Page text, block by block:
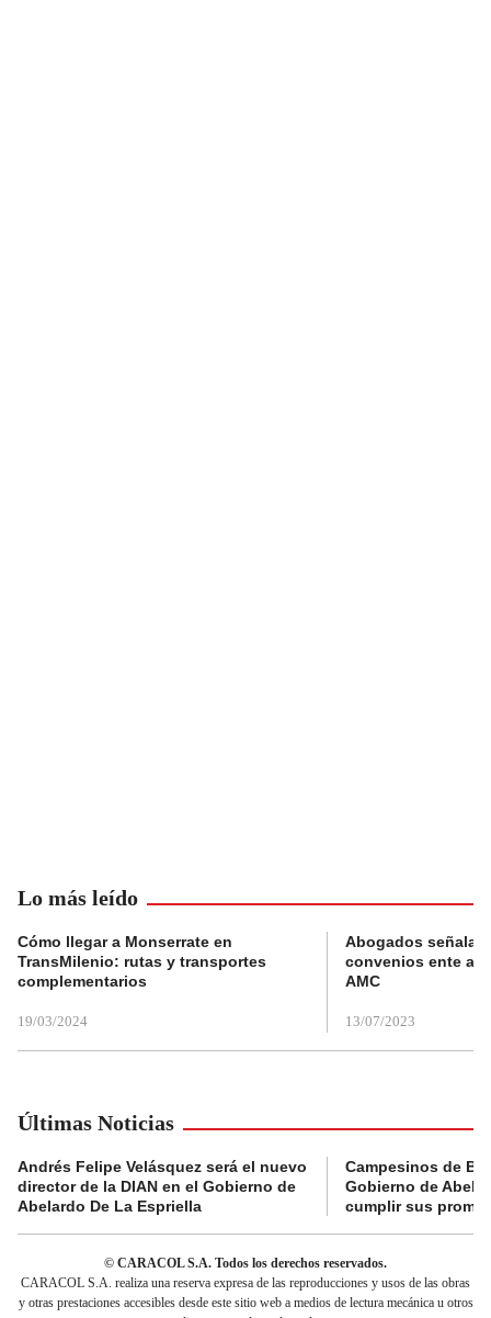
Lo más leído
Cómo llegar a Monserrate en
TransMilenio: rutas y transportes
complementarios
19/03/2024
Abogados
convenios ente
AMC
13/07/2023
Últimas Noticias
Andrés Felipe Velásquez será el nuevo
director de la DIAN en el Gobierno de
Abelardo De La Espriella
Campesinos de
Gobierno de
cumplir sus
© CARACOL S.A. Todos los derechos reservados.
CARACOL S.A. realiza una reserva expresa de las reproducciones y usos de las obras
y otras prestaciones accesibles desde este sitio web a medios de lectura mecánica u otros